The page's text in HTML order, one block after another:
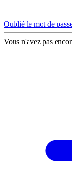
Oublié le mot de
Vous n'avez pas